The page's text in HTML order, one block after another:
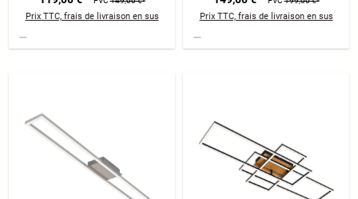
Prix TTC, frais de livraison en sus Prix TTC, frais de livraison en sus